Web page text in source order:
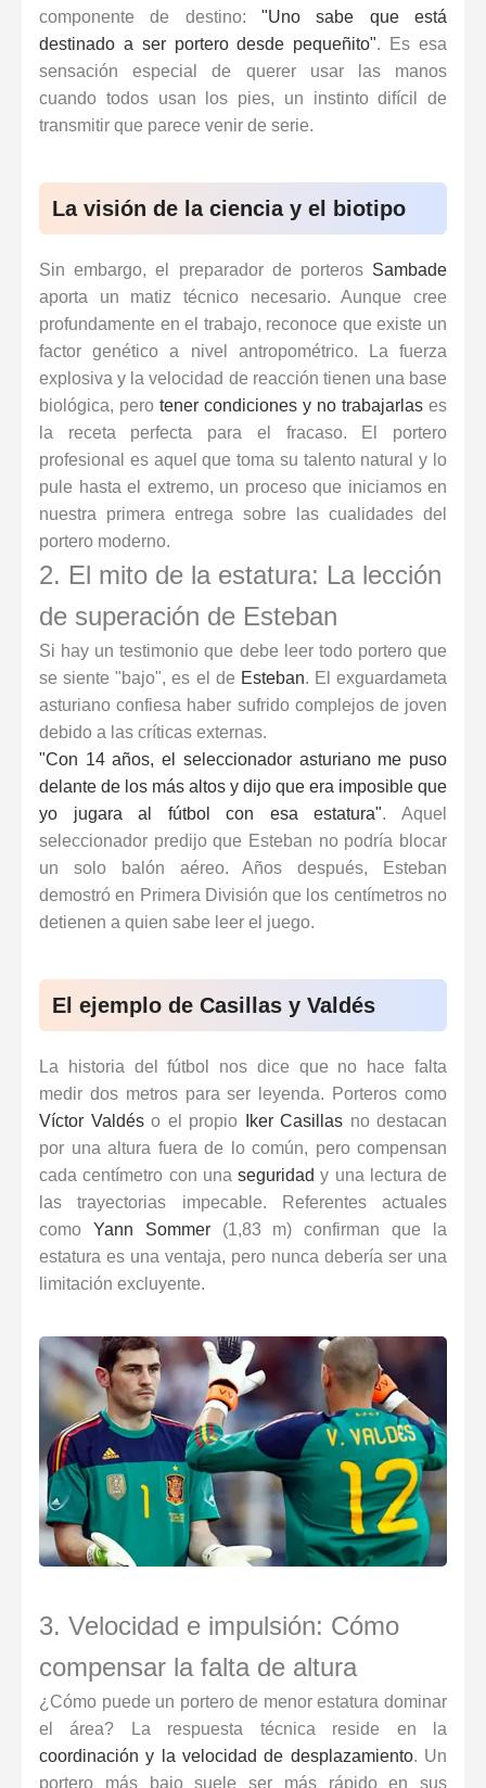
componente de destino: "Uno sabe que está
destinado a ser portero desde pequeñito". Es esa
sensación especial de querer usar las manos
cuando todos usan los pies, un instinto difícil de
transmitir que parece venir de serie.
La visión de la ciencia y el biotipo
Sin embargo, el preparador de porteros Sambade
aporta un matiz técnico necesario. Aunque cree
profundamente en el trabajo, reconoce que existe un
factor genético a nivel antropométrico. La fuerza
explosiva y la velocidad de reacción tienen una base
biológica, pero tener condiciones y no trabajarlas es
la receta perfecta para el fracaso. El portero
profesional es aquel que toma su talento natural y lo
pule hasta el extremo, un proceso que iniciamos en
nuestra primera entrega sobre las cualidades del
portero moderno.
2. El mito de la estatura: La lección
de superación de Esteban
Si hay un testimonio que debe leer todo portero que
se siente "bajo", es el de Esteban. El exguardameta
asturiano confiesa haber sufrido complejos de joven
debido a las críticas externas.
"Con 14 años, el seleccionador asturiano me puso
delante de los más altos y dijo que era imposible que
yo jugara al fútbol con esa estatura". Aquel
seleccionador predijo que Esteban no podría blocar
un solo balón aéreo. Años después, Esteban
demostró en Primera División que los centímetros no
detienen a quien sabe leer el juego.
El ejemplo de Casillas y Valdés
La historia del fútbol nos dice que no hace falta
medir dos metros para ser leyenda. Porteros como
Víctor Valdéso el propio Iker Casillas no destacan
por una altura fuera de lo común, pero compensan
cada centímetro con una seguridad y una lectura de
las trayectorias impecable. Referentes actuales
como Yann Sommer(1,83 m) confirman que la
estatura es una ventaja, pero nunca debería ser una
limitación excluyente.
3. Velocidad e impulsión: Cómo
compensar la falta de altura
¿Cómo puede un portero de menor estatura dominar
el área? La respuesta técnica reside en la
coordinación y la velocidad de desplazamiento. Un
portero más bajo suele ser más rápido en sus